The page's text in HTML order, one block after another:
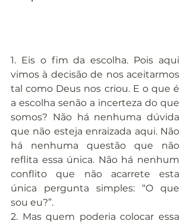
1. Eis o fim da escolha. Pois aqui
vimos à decisão de nos aceitarmos
tal como Deus nos criou. E o que é
a escolha senão a incerteza do que
somos? Não há nenhuma dúvida
que não esteja enraizada aqui. Não
há nenhuma questão que não
reflita essa única. Não há nenhum
conflito que não acarrete esta
única pergunta simples: “O que
sou eu?”.
2. Mas quem poderia colocar essa